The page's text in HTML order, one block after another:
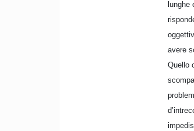
lunghe
avere
Quello